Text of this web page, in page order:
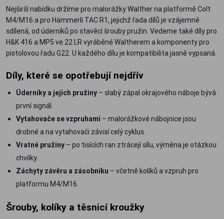
Nejširší nabídku držíme pro malorážky Walther na platformě Colt
M4/M16 a pro Hämmerli TAC R1, jejichž řada dílů je vzájemně
sdílená, od úderníků po stavěcí šrouby pružin. Vedeme také díly pro
H&K 416 a MP5 ve 22 LR vyráběné Waltherem a komponenty pro
pistolovou řadu G22. U každého dílu je kompatibilita jasně vypsaná.
Díly, které se opotřebují nejdřív
Úderníky a jejich pružiny – slabý zápal okrajového náboje bývá
první signál.
Vytahovače se vzpruhami – malorážkové nábojnice jsou
drobné a na vytahovači závisí celý cyklus.
Vratné pružiny – po tisících ran ztrácejí sílu, výměna je otázkou
chvilky.
Záchyty závěru a zásobníku – včetně kolíků a vzpruh pro
platformu M4/M16.
Šrouby, kolíky a těsnicí kroužky